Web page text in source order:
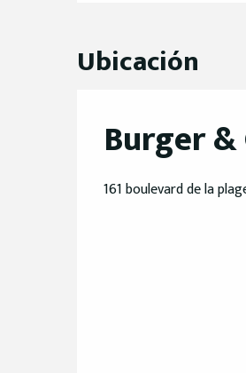
Ubicación
Burger &
161 boulevard de la